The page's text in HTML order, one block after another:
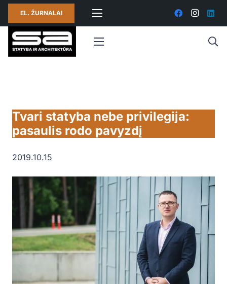
EL. ŽURNALAI
Tvari statyba nebe privilegija:
pasaulis rodo pavyzdį
2019.10.15